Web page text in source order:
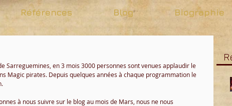
Références Blog Biographie
Sarreguemines, en 3 mois 3000 personnes sont venues applaudir le
Magic pirates. Depuis quelques années à chaque programmation le
à nous suivre sur le blog au mois de Mars, nous ne nous